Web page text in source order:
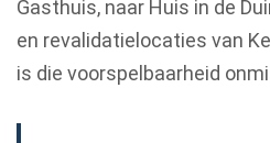
Gasthuis, naar Huis in de
en revalidatielocaties van
is die voorspelbaarheid